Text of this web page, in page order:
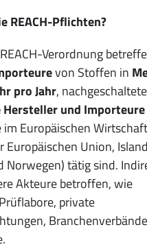
REACH-Pflichten?
Verordnung
von Stoffen in
pro Jahr, nachgeschaltete
und Importeure
im Europäischen
Europäischen Union,
Norwegen) tätig sind.
Akteure betroffen, wie
private